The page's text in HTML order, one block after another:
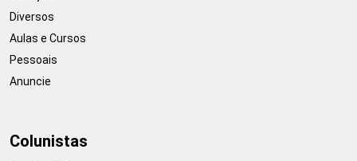
Diversos
Aulas e Cursos
Pessoais
Anuncie
Colunistas